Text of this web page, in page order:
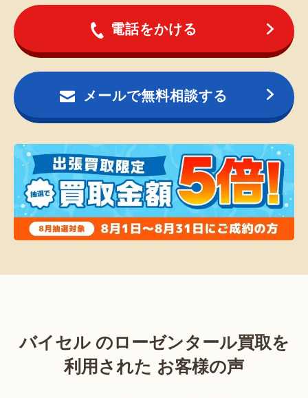
電話をかける
メールで無料相談する
バイセル のローゼンタール買取を
利用された お客様の声